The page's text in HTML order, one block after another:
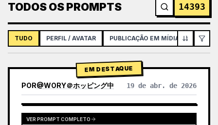
TODOS OS PROMPTS 14393
TUDO PERFIL / AVATAR PUBLICAÇÃO EM MÍDIAS SOCIAIS
EM DESTAQUE
POR@WORY＠ホッピング中 19 de abr. de 2026
VER PROMPT COMPLETO